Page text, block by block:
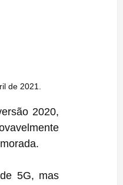
de 2021.
2020,
5G, mas